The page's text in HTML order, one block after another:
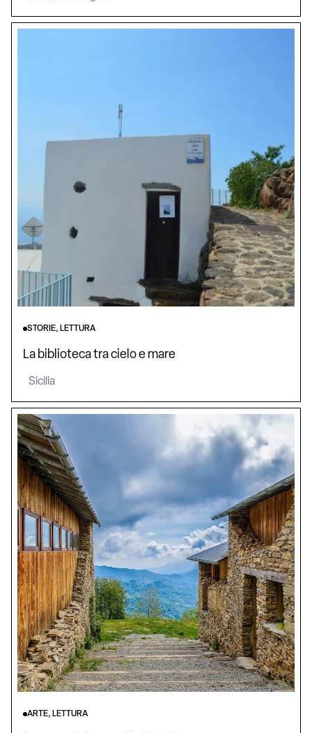
STORIE, LETTURA
La biblioteca tra cielo e mare
Sicilia
ARTE, LETTURA